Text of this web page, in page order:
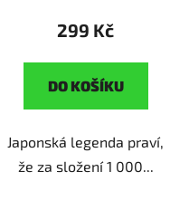
299 Kč
DO KOŠÍKU
Japonská legenda praví,
že za složení 1 000...